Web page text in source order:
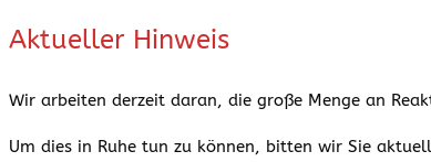
Aktueller Hinweis
Wir arbeiten derzeit daran, die große Menge an
Um dies in Ruhe tun zu können, bitten wir Sie